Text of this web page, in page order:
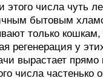
этого числа чуть
бытовым
только
регенерация у
вырастает
числа